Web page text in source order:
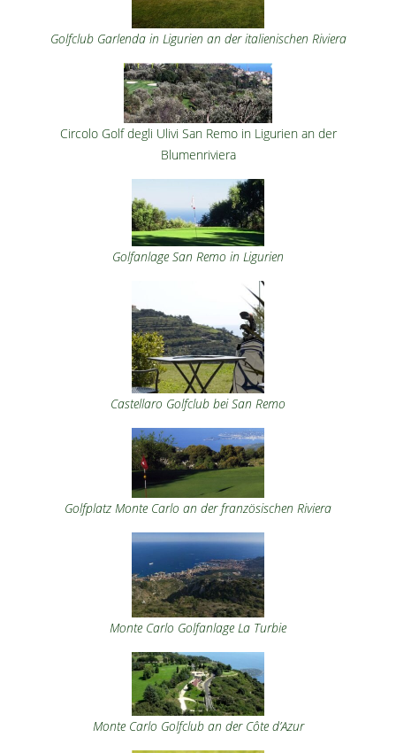
Golfclub Garlenda in Ligurien an der italienischen Riviera
Circolo Golf degli Ulivi San Remo in Ligurien an der
Blumenriviera
Golfanlage San Remo in Ligurien
Castellaro Golfclub bei San Remo
Golfplatz Monte Carlo an der französischen Riviera
Monte Carlo Golfanlage La Turbie
Monte Carlo Golfclub an der Côte d’Azur